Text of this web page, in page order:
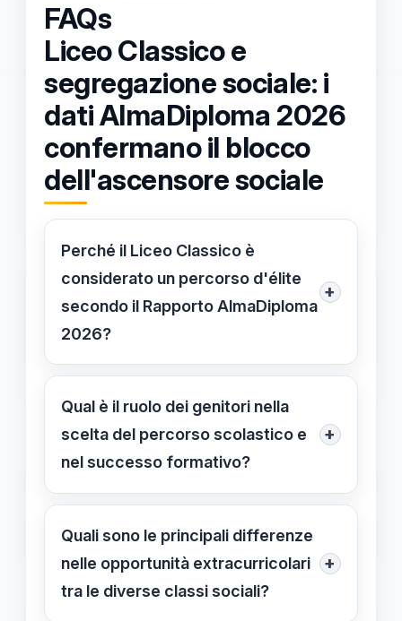
FAQs
Liceo Classico e
segregazione sociale: i
dati AlmaDiploma 2026
confermano il blocco
dell'ascensore sociale
Perché il Liceo Classico è
considerato un percorso d'élite
secondo il Rapporto AlmaDiploma
2026?
+
Il Liceo Classico registra una
sovrarappresentazione del 74,7% di
figli di laureati, un indice di quasi due
volte superiore alla media nazionale
come il percorso sia diventato un
privilegio per le famiglie con alto
capitale culturale, cristallizzando le
disuguaglianze di origine invece di
Qual è il ruolo dei genitori nella
scelta del percorso scolastico e
nel successo formativo?
+
L'influenza dei genitori è
determinante: nel 71,3% dei casi le
famiglie con laureati guidano la scelta
scolastica dei figli, mentre il successo
Quali sono le principali differenze
nelle opportunità extracurricolari
tra le diverse classi sociali?
+